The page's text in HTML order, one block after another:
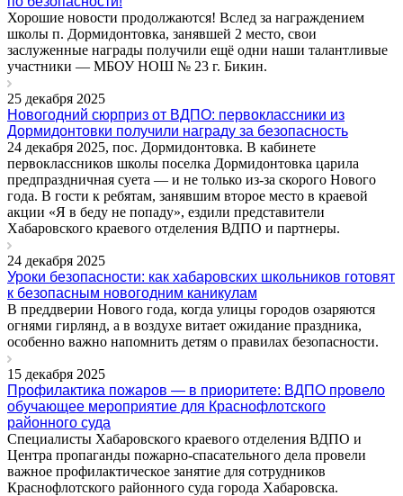
Хорошие новости продолжаются! Вслед за награждением
школы п. Дормидонтовка, занявшей 2 место, свои
заслуженные награды получили ещё одни наши талантливые
участники — МБОУ НОШ № 23 г. Бикин.
25 декабря 2025
Новогодний сюрприз от ВДПО: первоклассники из
Дормидонтовки получили награду за безопасность
24 декабря 2025, пос. Дормидонтовка. В кабинете
первоклассников школы поселка Дормидонтовка царила
предпраздничная суета — и не только из-за скорого Нового
года. В гости к ребятам, занявшим второе место в краевой
акции «Я в беду не попаду», ездили представители
Хабаровского краевого отделения ВДПО и партнеры.
24 декабря 2025
Уроки безопасности: как хабаровских школьников готовят
к безопасным новогодним каникулам
В преддверии Нового года, когда улицы городов озаряются
огнями гирлянд, а в воздухе витает ожидание праздника,
особенно важно напомнить детям о правилах безопасности.
15 декабря 2025
Профилактика пожаров — в приоритете: ВДПО провело
обучающее мероприятие для Краснофлотского
районного суда
Специалисты Хабаровского краевого отделения ВДПО и
Центра пропаганды пожарно-спасательного дела провели
важное профилактическое занятие для сотрудников
Краснофлотского районного суда города Хабаровска.